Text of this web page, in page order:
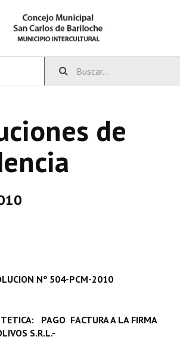
de
Nº 504-PCM-2010
PAGO FACTURA A LA FIRMA
S.R.L.-